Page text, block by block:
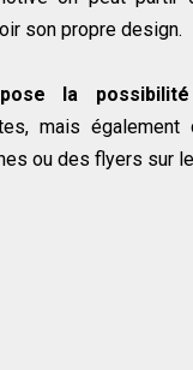
son propre design.
la
mais également
ou des flyers sur